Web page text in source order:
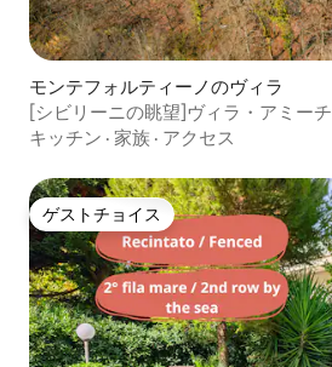
モンテフォルティーノのヴィラ
[シビリーニの眺望]ヴィラ・アミーチ
キッチン · 家族 · アクセス
ゲストチョイス
ゲストチョイス